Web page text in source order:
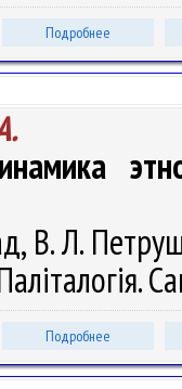
Подробнее
В. Л.
Подробнее